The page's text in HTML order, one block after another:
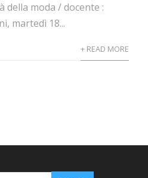
della moda / docente :
martedì 18...
+ READ MORE